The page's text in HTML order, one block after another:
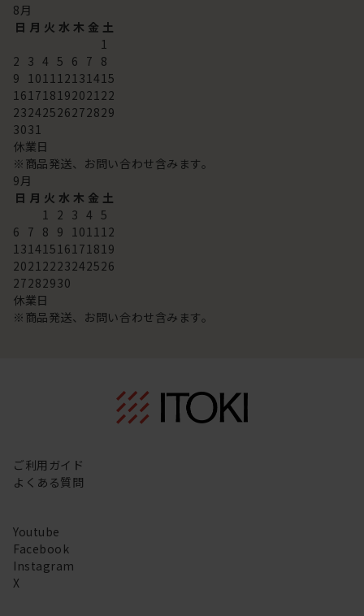
8 月
日 月 火 水 木 金 土
1
2 3 4 5 6 7 8
9
10 11 12 13 14 15
16 17 18 192021 22
23242526272829
3031
休業日
※商品発送、お問い合わせ含みます。
9 月
日 月 火 水 木 金 土
1
2 3 4 5
6 7 8 9 10 11 12
13 14 15 16 17 18 19
2021 2223242526
27282930
休業日
※商品発送、お問い合わせ含みます。
ご利用ガイド
よくある質問
Youtube
Facebook
Instagram
X